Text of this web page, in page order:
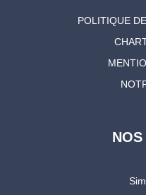
POLITIQUE